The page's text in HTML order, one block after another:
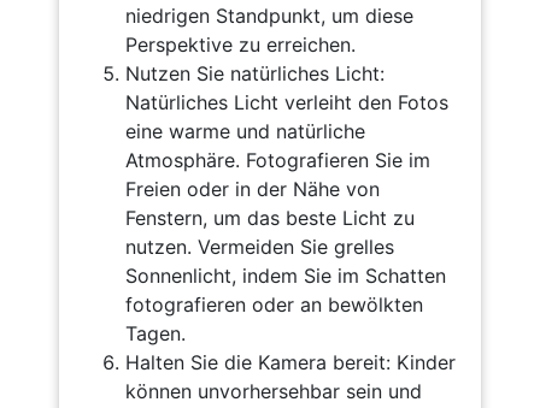
niedrigen Standpunkt, um diese
Perspektive zu erreichen.
Nutzen Sie natürliches Licht:
Natürliches Licht verleiht den Fotos
eine warme und natürliche
Atmosphäre. Fotografieren Sie im
Freien oder in der Nähe von
Fenstern, um das beste Licht zu
nutzen. Vermeiden Sie grelles
Sonnenlicht, indem Sie im Schatten
fotografieren oder an bewölkten
Tagen.
Halten Sie die Kamera bereit: Kinder
können unvorhersehbar sein und